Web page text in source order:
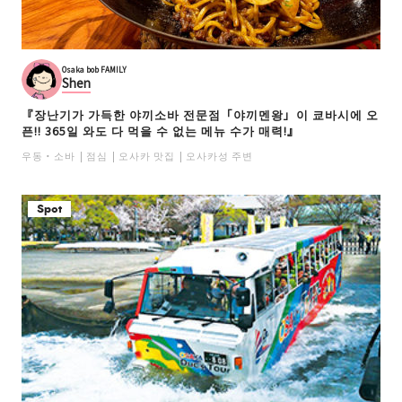
Osaka bob FAMILY
Shen
『장난기가 가득한 야끼소바 전문점「야끼멘왕」이 쿄바시에 오
픈!! 365일 와도 다 먹을 수 없는 메뉴 수가 매력!』
우동・소바 점심 오사카 맛집 오사카성 주변
Spot